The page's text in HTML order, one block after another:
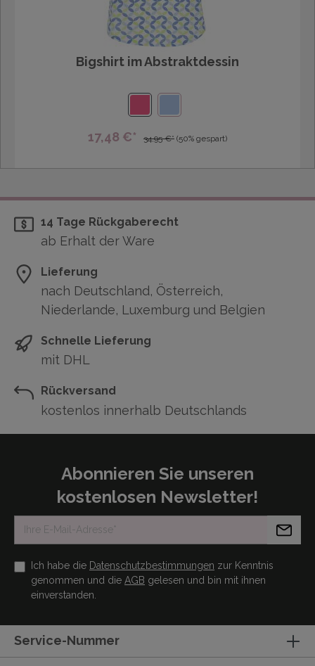
Bigshirt im Abstraktdessin
17,48 €* 34,95 €* (50% gespart)
14 Tage Rückgaberecht
ab Erhalt der Ware
Lieferung
nach Deutschland, Österreich,
Niederlande, Luxemburg und Belgien
Schnelle Lieferung
mit DHL
Rückversand
kostenlos innerhalb Deutschlands
Abonnieren Sie unseren
kostenlosen Newsletter!
Ich habe die Datenschutzbestimmungen zur Kenntnis
genommen und die AGB gelesen und bin mit ihnen
einverstanden.
Service-Nummer